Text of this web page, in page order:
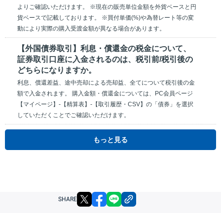
よりご確認いただけます。 ※現在の販売単位金額を外貨ベースと円
貨ベースで記載しております。 ※買付単価(%)や為替レート等の変
動により実際の購入受渡金額が異なる場合があります。
【外国債券取引】利息・償還金の税金について、
証券取引口座に入金されるのは、税引前/税引後の
どちらになりますか。
利息、償還差益、途中売却による売却益、全てについて税引後の金
額で入金されます。 購入金額・償還金については、PC会員ページ
【マイページ】-【精算表】-【取引履歴・CSV】の「債券」を選択
していただくことでご確認いただけます。
もっと見る
SHARE X facebook